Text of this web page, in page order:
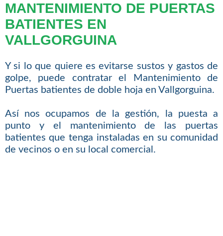
MANTENIMIENTO DE PUERTAS
BATIENTES EN
VALLGORGUINA
Y si lo que quiere es evitarse sustos y gastos de
golpe, puede contratar el Mantenimiento de
Puertas batientes de doble hoja en Vallgorguina.
Así nos ocupamos de la gestión, la puesta a
punto y el mantenimiento de las puertas
batientes que tenga instaladas en su comunidad
de vecinos o en su local comercial.